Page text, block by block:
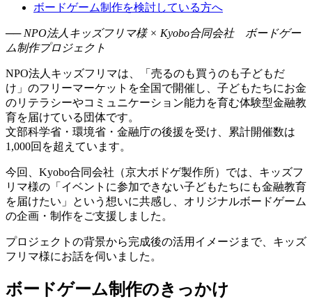
ボードゲーム制作を検討している方へ
── NPO法人キッズフリマ様 × Kyobo合同会社 ボードゲー
ム制作プロジェクト
NPO法人キッズフリマは、「売るのも買うのも子どもだ
け」のフリーマーケットを全国で開催し、子どもたちにお金
のリテラシーやコミュニケーション能力を育む体験型金融教
育を届けている団体です。
文部科学省・環境省・金融庁の後援を受け、累計開催数は
1,000回を超えています。
今回、Kyobo合同会社（京大ボドゲ製作所）では、キッズフ
リマ様の「イベントに参加できない子どもたちにも金融教育
を届けたい」という想いに共感し、オリジナルボードゲーム
の企画・制作をご支援しました。
プロジェクトの背景から完成後の活用イメージまで、キッズ
フリマ様にお話を伺いました。
ボードゲーム制作のきっかけ